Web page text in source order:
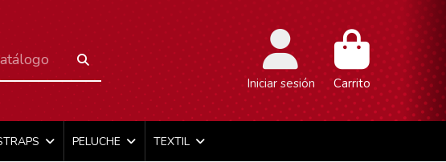
Iniciar sesión Carrito
PELUCHE TEXTIL